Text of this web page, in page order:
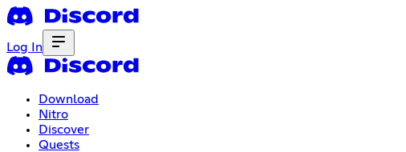
Log In
Download
Nitro
Discover
Quests